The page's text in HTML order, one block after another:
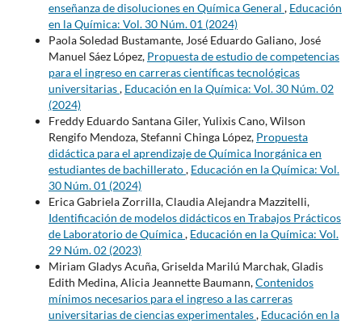
enseñanza de disoluciones en Química General , Educación
en la Química: Vol. 30 Núm. 01 (2024)
Paola Soledad Bustamante, José Eduardo Galiano, José
Manuel Sáez López, Propuesta de estudio de competencias
para el ingreso en carreras científicas tecnológicas
universitarias, Educación en la Química: Vol. 30 Núm. 02
(2024)
Freddy Eduardo Santana Giler, Yulixis Cano, Wilson
Rengifo Mendoza, Stefanni Chinga López, Propuesta
didáctica para el aprendizaje de Química Inorgánica en
estudiantes de bachillerato, Educación en la Química: Vol.
30 Núm. 01 (2024)
Erica Gabriela Zorrilla, Claudia Alejandra Mazzitelli,
Identificación de modelos didácticos en Trabajos Prácticos
de Laboratorio de Química, Educación en la Química: Vol.
29 Núm. 02 (2023)
Miriam Gladys Acuña, Griselda Marilú Marchak, Gladis
Edith Medina, Alicia Jeannette Baumann,Contenidos
mínimos necesarios para el ingreso a las carreras
universitarias de ciencias experimentales, Educación en la